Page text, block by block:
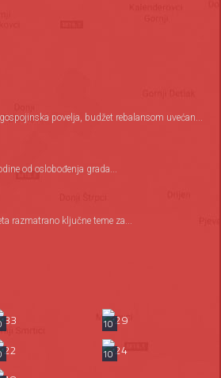
povelja, budžet rebalansom uvećan...
od oslobođenja grada...
razmatrano ključne teme za...
10
10